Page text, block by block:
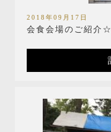
2018年09月17日
会食会場のご紹介☆